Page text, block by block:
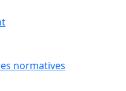
normatives